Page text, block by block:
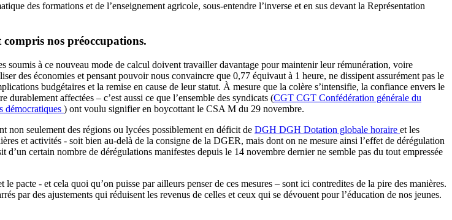
des formations et de l’enseignement agricole, sous-entendre l’inverse et en sus devant la Représentation
nos préoccupations.
soumis à ce nouveau mode de calcul doivent travailler davantage pour maintenir leur rémunération, voire
des économies et pensant pouvoir nous convaincre que 0,77 équivaut à 1 heure, ne dissipent assurément pas le
budgétaires et la remise en cause de leur statut. À mesure que la colère s’intensifie, la confiance envers le
affectées – c’est aussi ce que l’ensemble des syndicats (CGT CGT Confédération générale du
démocratiques ) ont voulu signifier en boycottant le CSA M du 29 novembre.
non seulement des régions ou lycées possiblement en déficit de DGH DGH Dotation globale horaire et les
et activités - soit bien au-delà de la consigne de la DGER, mais dont on ne mesure ainsi l’effet de dérégulation
certain nombre de dérégulations manifestes depuis le 14 novembre dernier ne semble pas du tout empressée
pacte - et cela quoi qu’on puisse par ailleurs penser de ces mesures – sont ici contredites de la pire des manières.
par des ajustements qui réduisent les revenus de celles et ceux qui se dévouent pour l’éducation de nos jeunes.